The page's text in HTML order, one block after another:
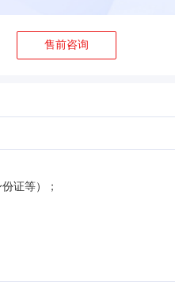
售前咨询
证等）；